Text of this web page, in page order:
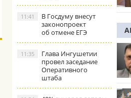
В Госдуму внесут
законопроект
об отмене ЕГЭ
11:41
Глава Ингушетии
провел заседание
Оперативного
штаба
11:35